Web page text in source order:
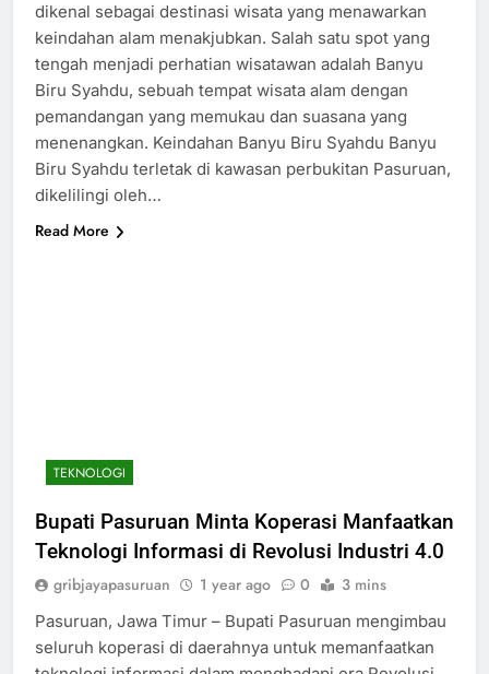
dikenal sebagai destinasi wisata yang menawarkan
keindahan alam menakjubkan. Salah satu spot yang
tengah menjadi perhatian wisatawan adalah Banyu
Biru Syahdu, sebuah tempat wisata alam dengan
pemandangan yang memukau dan suasana yang
menenangkan. Keindahan Banyu Biru Syahdu Banyu
Biru Syahdu terletak di kawasan perbukitan Pasuruan,
dikelilingi oleh…
Read More
TEKNOLOGI
Bupati Pasuruan Minta Koperasi Manfaatkan
Teknologi Informasi di Revolusi Industri 4.0
gribjayapasuruan 1 year ago 0 3 mins
Pasuruan, Jawa Timur – Bupati Pasuruan mengimbau
seluruh koperasi di daerahnya untuk memanfaatkan